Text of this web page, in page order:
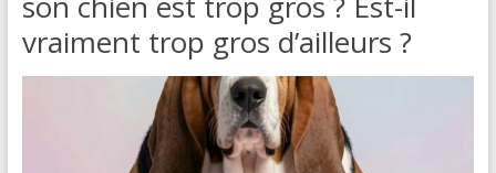
vraiment trop gros d’ailleurs ?